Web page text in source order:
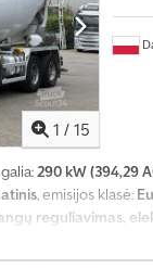
1 / 15
290 kW (394,29
, emisijos klasė:
reguliavimas,